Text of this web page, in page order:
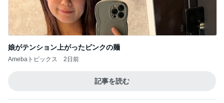
娘がテンション上がったピンクの麺
Amebaトピックス 2日前
記事を読む